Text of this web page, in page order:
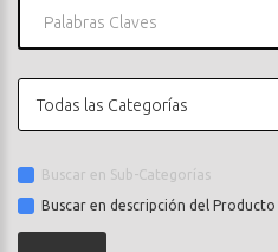
Todas las Categorías
Buscar en Sub-Categorías
Buscar en descripción del Producto